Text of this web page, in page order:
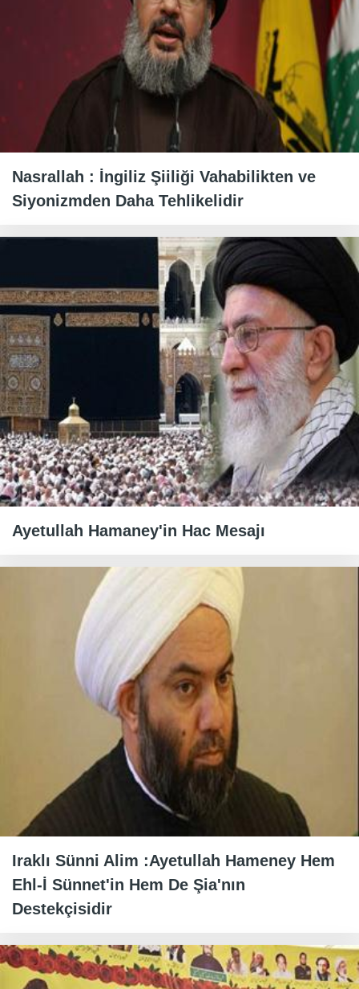
Nasrallah : İngiliz Şiiliği Vahabilikten ve
Siyonizmden Daha Tehlikelidir
Ayetullah Hamaney'in Hac Mesajı
Iraklı Sünni Alim :Ayetullah Hameney Hem
Ehl-İ Sünnet'in Hem De Şia'nın
Destekçisidir